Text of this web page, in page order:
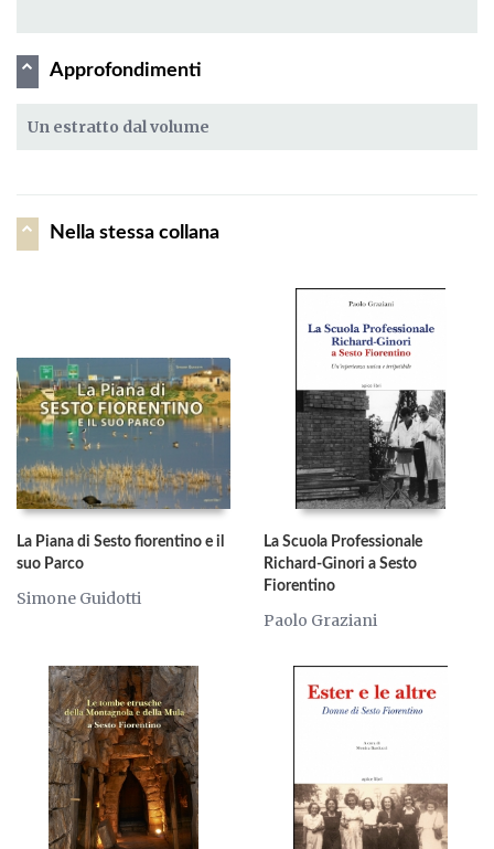
Approfondimenti
Un estratto dal volume
Nella stessa collana
La Piana di Sesto fiorentino e il
suo Parco
Simone Guidotti
La Scuola Professionale
Richard-Ginori a Sesto
Fiorentino
Paolo Graziani